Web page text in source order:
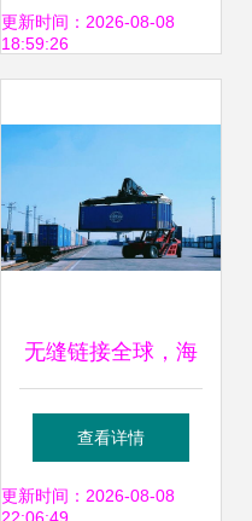
波舟山港书写多式
更新时间：2026-08-08
18:59:26
无缝链接全球，海
铁联运领航——中
远海控多式联运解
查看详情
更新时间：2026-08-08